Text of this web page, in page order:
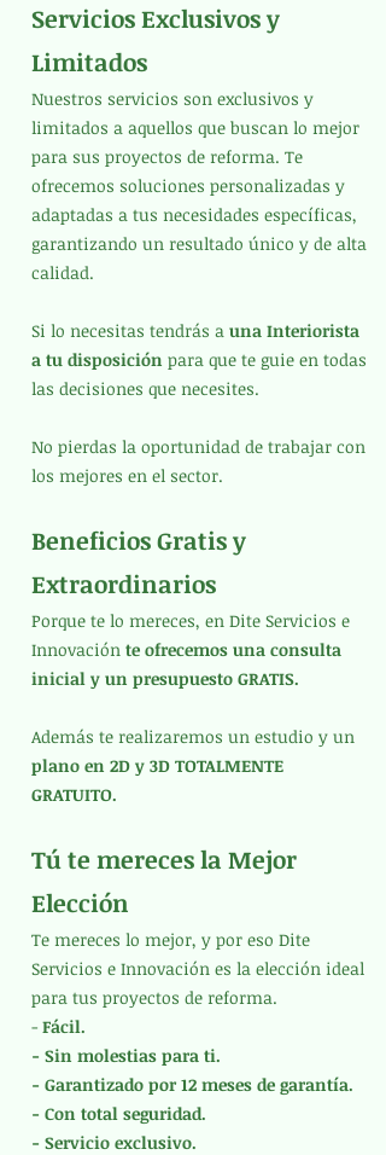
Servicios Exclusivos y
Limitados
Nuestros servicios son exclusivos y
limitados a aquellos que buscan lo mejor
para sus proyectos de reforma. Te
ofrecemos soluciones personalizadas y
adaptadas a tus necesidades específicas,
garantizando un resultado único y de alta
calidad.
Si lo necesitas tendrás a una Interiorista
a tu disposición para que te guie en todas
las decisiones que necesites.
No pierdas la oportunidad de trabajar con
los mejores en el sector.
Beneficios Gratis y
Extraordinarios
Porque te lo mereces, en Dite Servicios e
Innovación te ofrecemos una consulta
inicial y un presupuesto GRATIS.
Además te realizaremos un estudio y un
plano en 2D y 3D TOTALMENTE
GRATUITO.
Tú te mereces la Mejor
Elección
Te mereces lo mejor, y por eso Dite
Servicios e Innovación es la elección ideal
para tus proyectos de reforma.
- Fácil.
- Sin molestias para ti.
- Garantizado por 12 meses de garantía.
- Con total seguridad.
- Servicio exclusivo.